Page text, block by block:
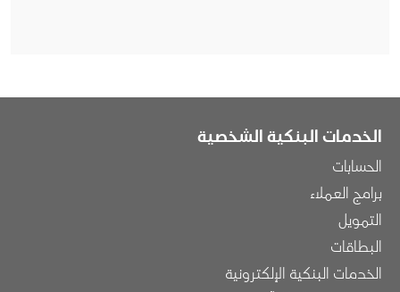
الخدمات البنكية الشخصية
الحسابات
برامج العملاء
التمويل
البطاقات
الخدمات البنكية الإلكترونية